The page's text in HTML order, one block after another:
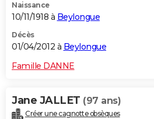
Naissance
10/11/1918 à Beylongue
Décès
01/04/2012 à Beylongue
Famille DANNE
Jane JALLET (97 ans)
Créer une cagnotte obsèques